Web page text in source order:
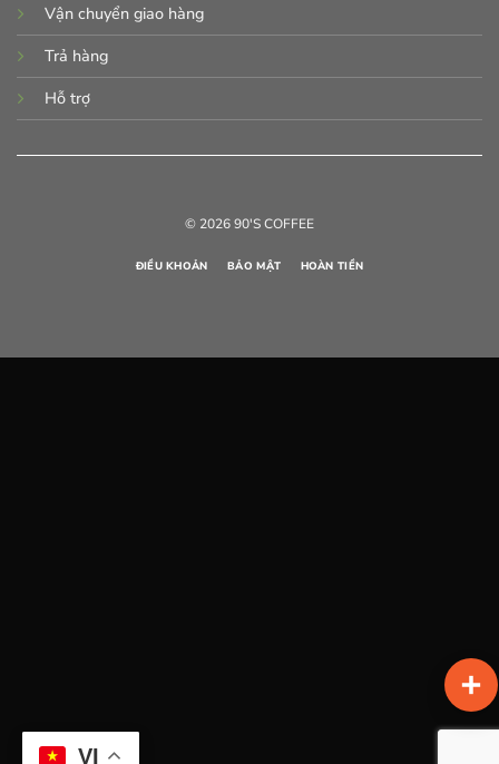
Vận chuyển giao hàng
Trả hàng
Hỗ trợ
© 2026 90'S COFFEE
ĐIỀU KHOẢN BẢO MẬT HOÀN TIỀN
VI